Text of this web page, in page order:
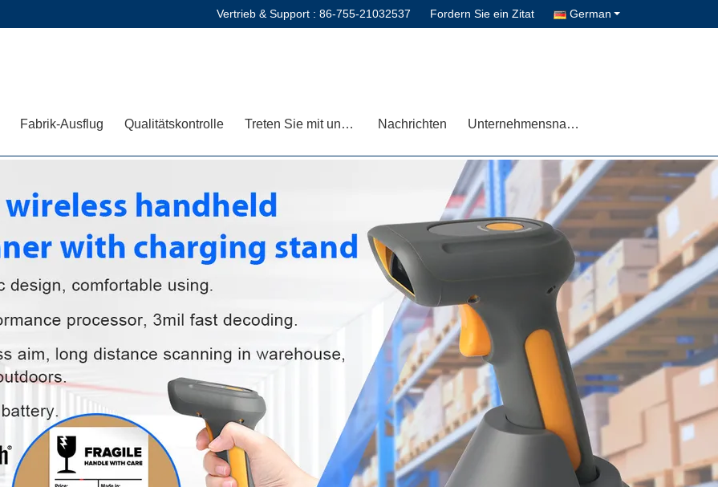
Vertrieb & Support : 86-755-21032537 Fordern Sie ein Zitat German
Fabrik-Ausflug Qualitätskontrolle Treten Sie mit uns in Verbindung Nachrichten Unternehmensnachrichten